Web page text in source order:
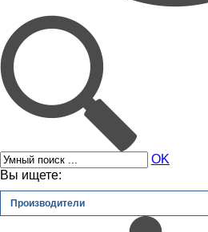
OK
Вы ищете:
Производители